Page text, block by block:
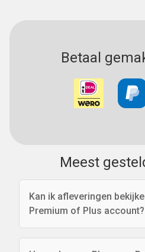
Betaal
Meest
Kan ik afleveringen
Premium of Plus account?
Het is op geen enkele
afleveringen te bekijken via